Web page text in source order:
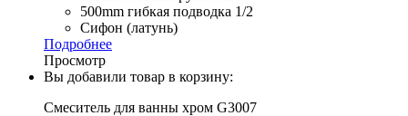
500mm гибкая подводка 1/2
Сифон (латунь)
Подробнее
Просмотр
Вы добавили товар в корзину:
Смеситель для ванны хром G3007